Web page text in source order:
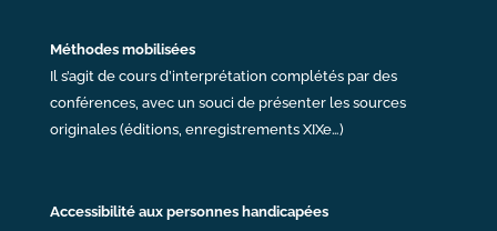
Méthodes mobilisées
Il s’agit de cours d’interprétation complétés par des
conférences, avec un souci de présenter les sources
originales (éditions, enregistrements XIXe…)
Accessibilité aux personnes handicapées